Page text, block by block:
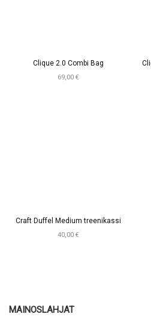
Clique 2.0 Combi Bag
69,00 €
Craft Duffel Medium treenikassi
40,00 €
MAINOSLAHJAT